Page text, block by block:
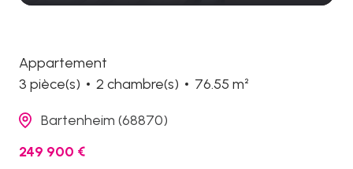
Appartement
3 pièce(s)
2 chambre(s) 76.55 m²
Bartenheim (68870)
249 900 €